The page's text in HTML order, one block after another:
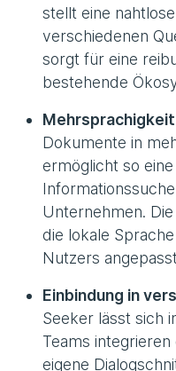
stellt eine
verschiedenen
sorgt für eine
bestehende
Dokumente in
ermöglicht so
Unternehmen.
die lokale
Nutzers
Einbindung in
Seeker lässt sich
Teams
eigene